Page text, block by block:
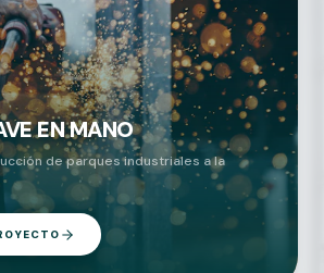
EN MANO
de parques industriales a la